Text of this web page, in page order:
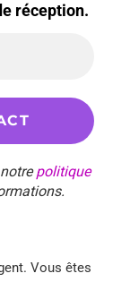
réception.
politique
Vous êtes